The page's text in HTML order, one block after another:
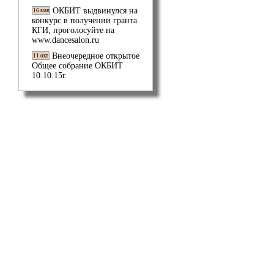
16 мая ОКБИТ выдвинулся на
конкурс в получении гранта
КГИ, проголосуйте на
www.dancesalon.ru
11 окт Внеочередное открытое
Общее собрание ОКБИТ
10.10.15г.